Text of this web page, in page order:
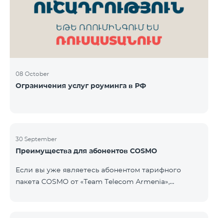
Фиксированная телефония: 180 минут на звонки
внутри фиксированной сети Team Телевизионная
08 October
Ограничения услуг роуминга в РФ
30 September
Преимущества для абонентов COSMO
Если вы уже являетесь абонентом тарифного
пакета COSMO от «Team Telecom Armenia»,